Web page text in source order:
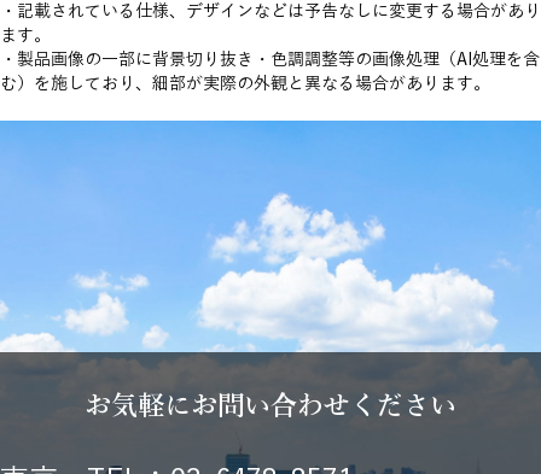
・記載されている仕様、デザインなどは予告なしに変更する場合があり
ます。
・製品画像の一部に背景切り抜き・色調調整等の画像処理（AI処理を含
む）を施しており、細部が実際の外観と異なる場合があります。
お気軽にお問い合わせください